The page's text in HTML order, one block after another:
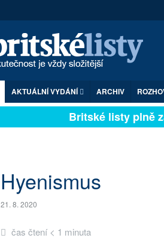
AKTUÁLNÍ VYDÁNÍ ARCHIV
Britské listy plně
Hyenismus
21. 8. 2020
čas čtení < 1 minuta